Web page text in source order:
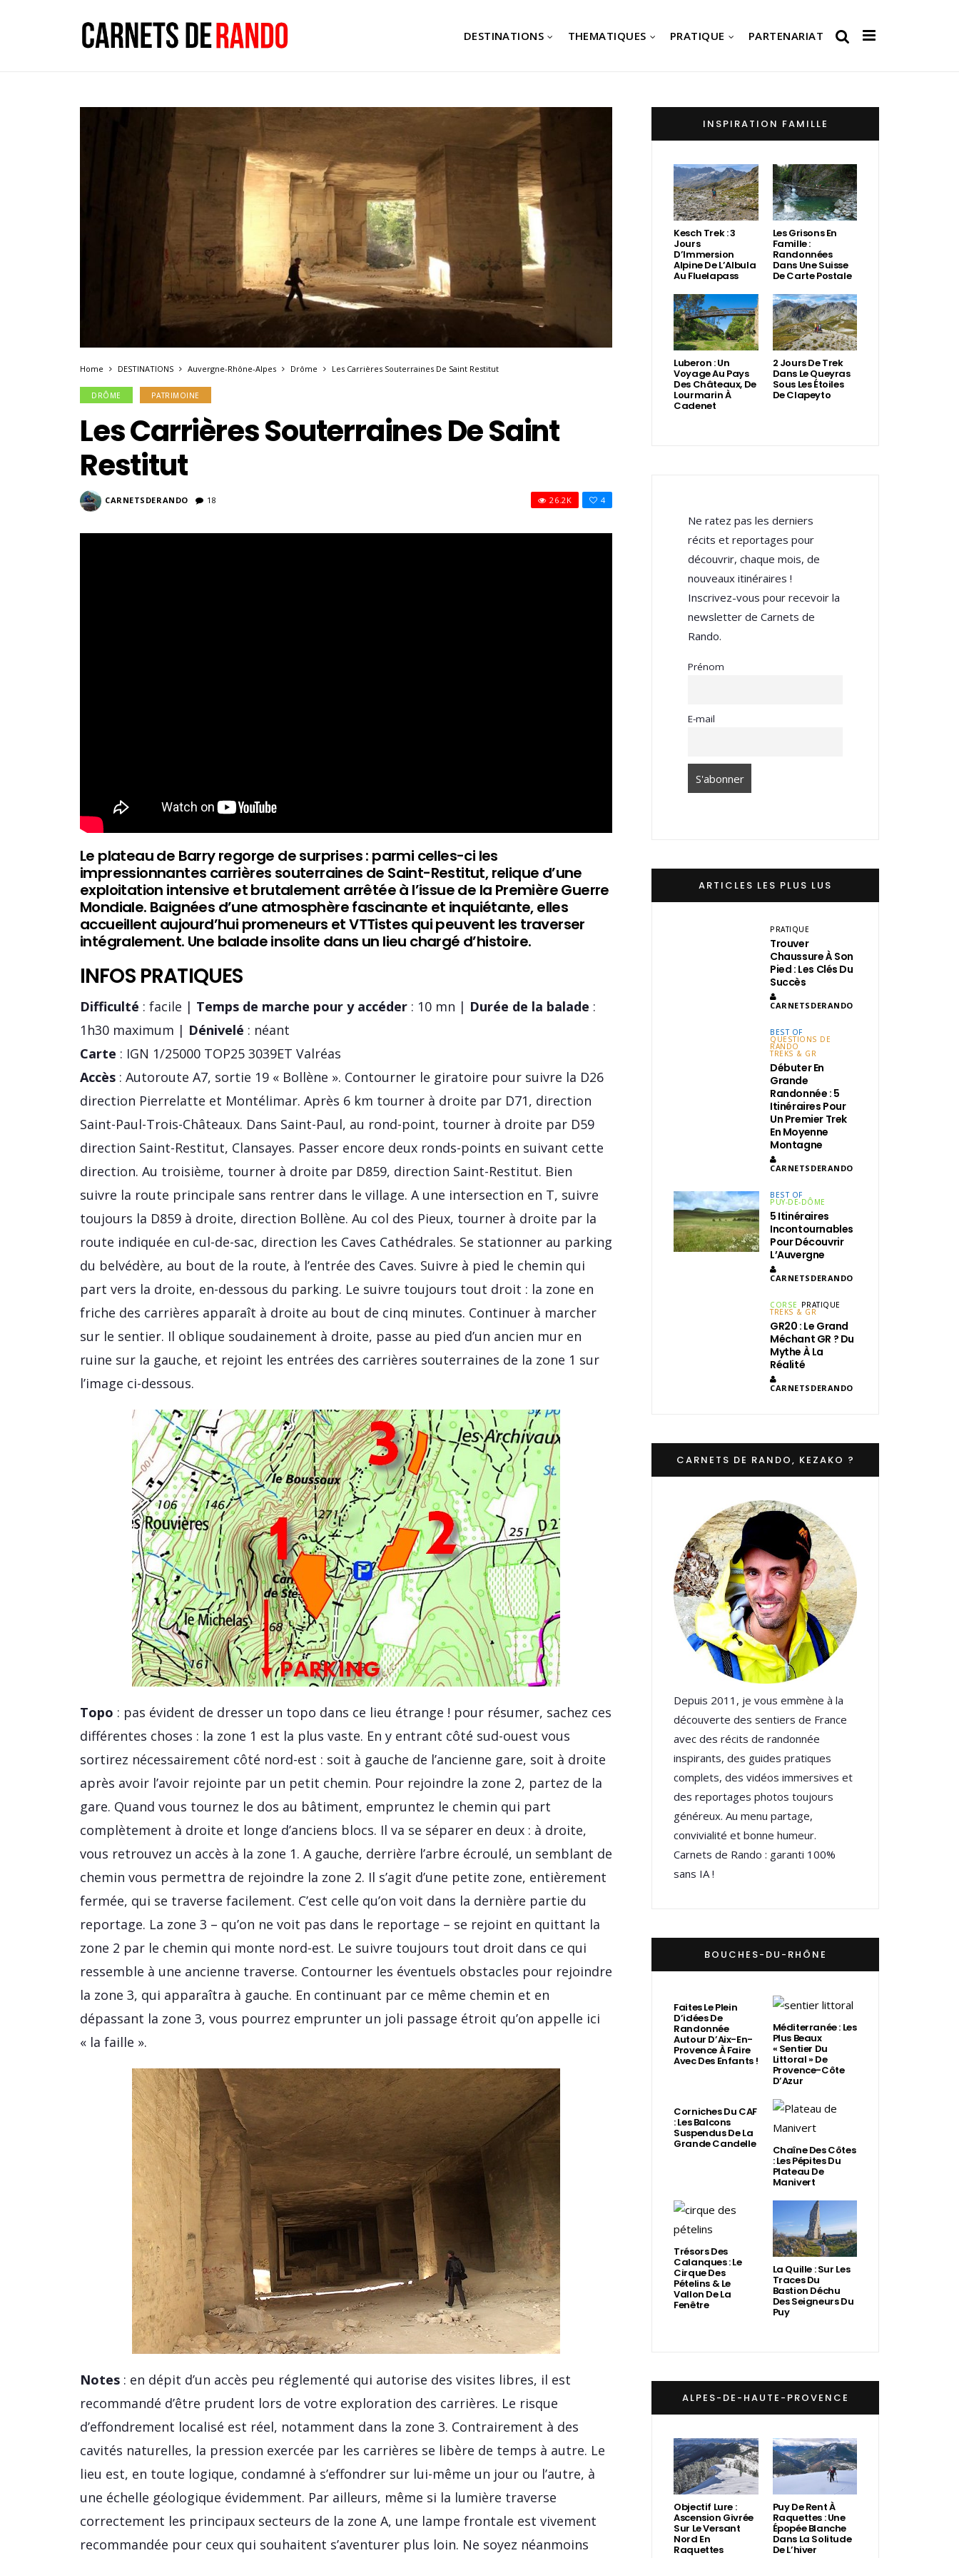
DESTINATIONS THEMATIQUES PRATIQUE PARTENARIAT
Home DESTINATIONS Auvergne-Rhône-Alpes Drôme Les Carrières Souterraines De Saint Restitut
DRÔME PATRIMOINE
Les Carrières Souterraines De Saint
Restitut
CARNETSDERANDO 18 4
26.2K
Le plateau de Barry regorge de surprises : parmi celles-ci les
impressionnantes carrières souterraines de Saint-Restitut, relique d’une
exploitation intensive et brutalement arrêtée à l’issue de la Première Guerre
Mondiale. Baignées d’une atmosphère fascinante et inquiétante, elles
accueillent aujourd’hui promeneurs et VTTistes qui peuvent les traverser
intégralement. Une balade insolite dans un lieu chargé d’histoire.
INFOS PRATIQUES
Difficulté : facile | Temps de marche pour y accéder : 10 mn | Durée de la balade :
1h30 maximum | Dénivelé : néant
Carte : IGN 1/25000 TOP25 3039ET Valréas
Accès : Autoroute A7, sortie 19 « Bollène ». Contourner le giratoire pour suivre la D26
direction Pierrelatte et Montélimar. Après 6 km tourner à droite par D71, direction
Saint-Paul-Trois-Châteaux. Dans Saint-Paul, au rond-point, tourner à droite par D59
direction Saint-Restitut, Clansayes. Passer encore deux ronds-points en suivant cette
direction. Au troisième, tourner à droite par D859, direction Saint-Restitut. Bien
suivre la route principale sans rentrer dans le village. A une intersection en T, suivre
toujours la D859 à droite, direction Bollène. Au col des Pieux, tourner à droite par la
route indiquée en cul-de-sac, direction les Caves Cathédrales. Se stationner au parking
du belvédère, au bout de la route, à l’entrée des Caves. Suivre à pied le chemin qui
part vers la droite, en-dessous du parking. Le suivre toujours tout droit : la zone en
friche des carrières apparaît à droite au bout de cinq minutes. Continuer à marcher
sur le sentier. Il oblique soudainement à droite, passe au pied d’un ancien mur en
ruine sur la gauche, et rejoint les entrées des carrières souterraines de la zone 1 sur
l’image ci-dessous.
Topo : pas évident de dresser un topo dans ce lieu étrange ! pour résumer, sachez ces
différentes choses : la zone 1 est la plus vaste. En y entrant côté sud-ouest vous
sortirez nécessairement côté nord-est : soit à gauche de l’ancienne gare, soit à droite
après avoir l’avoir rejointe par un petit chemin. Pour rejoindre la zone 2, partez de la
gare. Quand vous tournez le dos au bâtiment, empruntez le chemin qui part
complètement à droite et longe d’anciens blocs. Il va se séparer en deux : à droite,
vous retrouvez un accès à la zone 1. A gauche, derrière l’arbre écroulé, un semblant de
chemin vous permettra de rejoindre la zone 2. Il s’agit d’une petite zone, entièrement
fermée, qui se traverse facilement. C’est celle qu’on voit dans la dernière partie du
reportage. La zone 3 – qu’on ne voit pas dans le reportage – se rejoint en quittant la
zone 2 par le chemin qui monte nord-est. Le suivre toujours tout droit dans ce qui
ressemble à une ancienne traverse. Contourner les éventuels obstacles pour rejoindre
la zone 3, qui apparaîtra à gauche. En continuant par ce même chemin et en
dépassant la zone 3, vous pourrez emprunter un joli passage étroit qu’on appelle ici
« la faille ».
Notes : en dépit d’un accès peu réglementé qui autorise des visites libres, il est
recommandé d’être prudent lors de votre exploration des carrières. Le risque
d’effondrement localisé est réel, notamment dans la zone 3. Contrairement à des
cavités naturelles, la pression exercée par les carrières se libère de temps à autre. Le
lieu est, en toute logique, condamné à s’effondrer sur lui-même un jour ou l’autre, à
une échelle géologique évidemment. Par ailleurs, même si la lumière traverse
correctement les principaux secteurs de la zone A, une lampe frontale est vivement
recommandée pour ceux qui souhaitent s’aventurer plus loin. Ne soyez néanmoins
INSPIRATION FAMILLE
Kesch Trek : 3
Jours
D’Immersion
Alpine De L’Albula
Au Fluelapass
Les Grisons En
Famille :
Randonnées
Dans Une Suisse
De Carte Postale
Luberon : Un
Voyage Au Pays
Des Châteaux, De
Lourmarin À
Cadenet
2 Jours De Trek
Dans Le Queyras
Sous Les Étoiles
De Clapeyto
Ne ratez pas les derniers
récits et reportages pour
découvrir, chaque mois, de
nouveaux itinéraires !
Inscrivez-vous pour recevoir la
newsletter de Carnets de
Rando.
Prénom
E-mail
ARTICLES LES PLUS LUS
PRATIQUE
Trouver
Chaussure À Son
Pied : Les Clés Du
Succès
CARNETSDERANDO
BEST OF
QUESTIONS DE
RANDO
TREKS & GR
Débuter En
Grande
Randonnée : 5
Itinéraires Pour
Un Premier Trek
En Moyenne
Montagne
CARNETSDERANDO
BEST OF
PUY-DE-DÔME
5 Itinéraires
Incontournables
Pour Découvrir
L’Auvergne
CARNETSDERANDO
CORSE PRATIQUE
TREKS & GR
GR20 : Le Grand
Méchant GR ? Du
Mythe À La
Réalité
CARNETSDERANDO
CARNETS DE RANDO, KEZAKO ?
Depuis 2011, je vous emmène à la
découverte des sentiers de France
avec des récits de randonnée
inspirants, des guides pratiques
complets, des vidéos immersives et
des reportages photos toujours
généreux. Au menu partage,
convivialité et bonne humeur.
Carnets de Rando : garanti 100%
sans IA !
BOUCHES-DU-RHÔNE
Faites Le Plein
D’idées De
Randonnée
Autour D’Aix-En-
Provence À Faire
Avec Des Enfants !
Méditerranée : Les
Plus Beaux
« Sentier Du
Littoral » De
Provence-Côte
D’Azur
Corniches Du CAF
: Les Balcons
Suspendus De La
Grande Candelle Chaîne Des Côtes
: Les Pépites Du
Plateau De
Manivert
Trésors Des
Calanques : Le
Cirque Des
Pételins & Le
Vallon De La
Fenêtre
La Quille : Sur Les
Traces Du
Bastion Déchu
Des Seigneurs Du
Puy
ALPES-DE-HAUTE-PROVENCE
Objectif Lure :
Ascension Givrée
Sur Le Versant
Nord En
Raquettes
Puy De Rent À
Raquettes : Une
Épopée Blanche
Dans La Solitude
De L’hiver